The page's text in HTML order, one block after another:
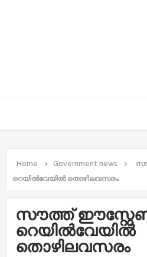
Home Government news
റെയിൽവേയിൽ തൊഴിലവസരം
സൗത്ത്
റെയിൽവേയിൽ
തൊഴിലവസരം